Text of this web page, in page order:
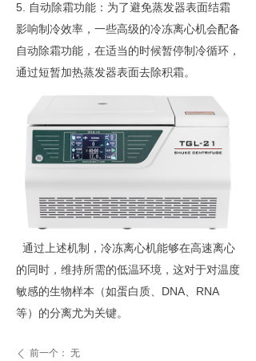
5. 自动除霜功能：为了避免蒸发器表面结霜
影响制冷效率，一些高级的冷冻离心机会配备
自动除霜功能，在适当的时候暂停制冷循环，
通过短暂加热蒸发器表面去除积霜。
通过上述机制，冷冻离心机能够在高速离心
的同时，维持所需的低温环境，这对于对温度
敏感的生物样本（如蛋白质、DNA、RNA
等）的分离尤为关键。
ꄴ 前一个： 无